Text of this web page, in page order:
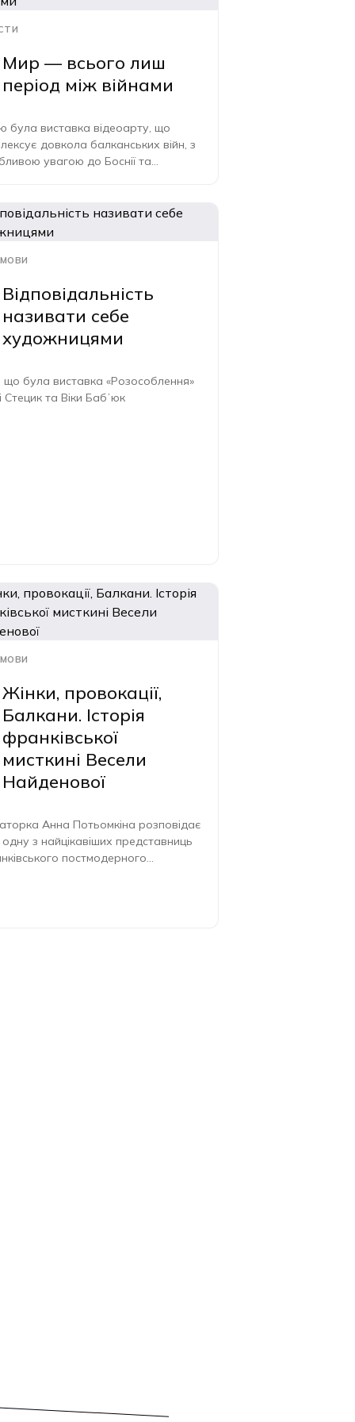
Мир — всього лиш
період між війнами
була виставка відеоарту, що
довкола балканських війн, з
увагою до Боснії та
Відповідальність
називати себе
художницями
була виставка «Розособлення»
Стецик та Віки Бабʼюк
Жінки, провокації,
Балкани. Історія
франківської
мисткині Весели
Найденової
Анна Потьомкіна розповідає
з найцікавіших представниць
постмодерного